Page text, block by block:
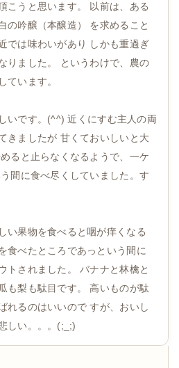
こうと思います。 以前は、ある
の吟醸（本醸造） を求めること
では味わいがあり しかも重過ぎ
りました。 というわけで、農の
ています。
いです。(^^) 近くにすむ主人の両
きましたが 甘くておいしいと大
ると止らなくなるようで、一ケ
間に食べ尽くしていました。す
い果物を食べると咽が痒くなる
食べたところであっという間に
トされました。 バナナと林檎と
も梨も駄目です。 高いものが駄
れるのはいいので すが、おいし
しい。。。(;_;)